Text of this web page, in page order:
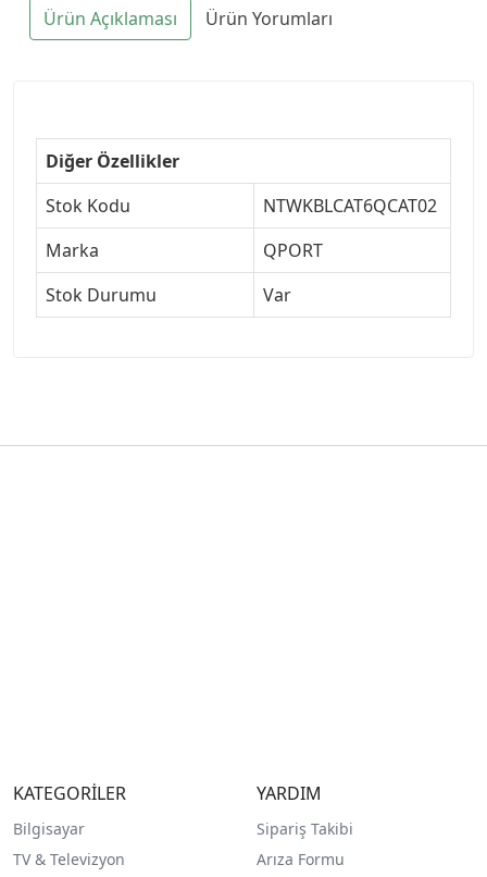
Ürün Açıklaması Ürün Yorumları
Diğer Özellikler
Stok Kodu
NTWKBLCAT6QCAT02
Marka
QPORT
Stok Durumu
Var
KATEGORİLER
Bilgisayar
TV & Televizyon
YARDIM
Sipariş Takibi
Arıza Formu